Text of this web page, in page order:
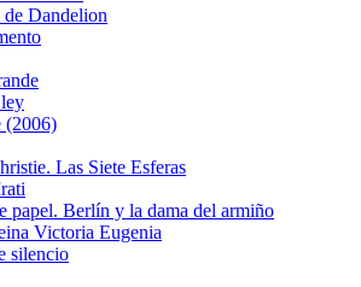
de Dandelion
(2006)
Las Siete Esferas
papel. Berlín y la dama del armiño
Victoria Eugenia
silencio